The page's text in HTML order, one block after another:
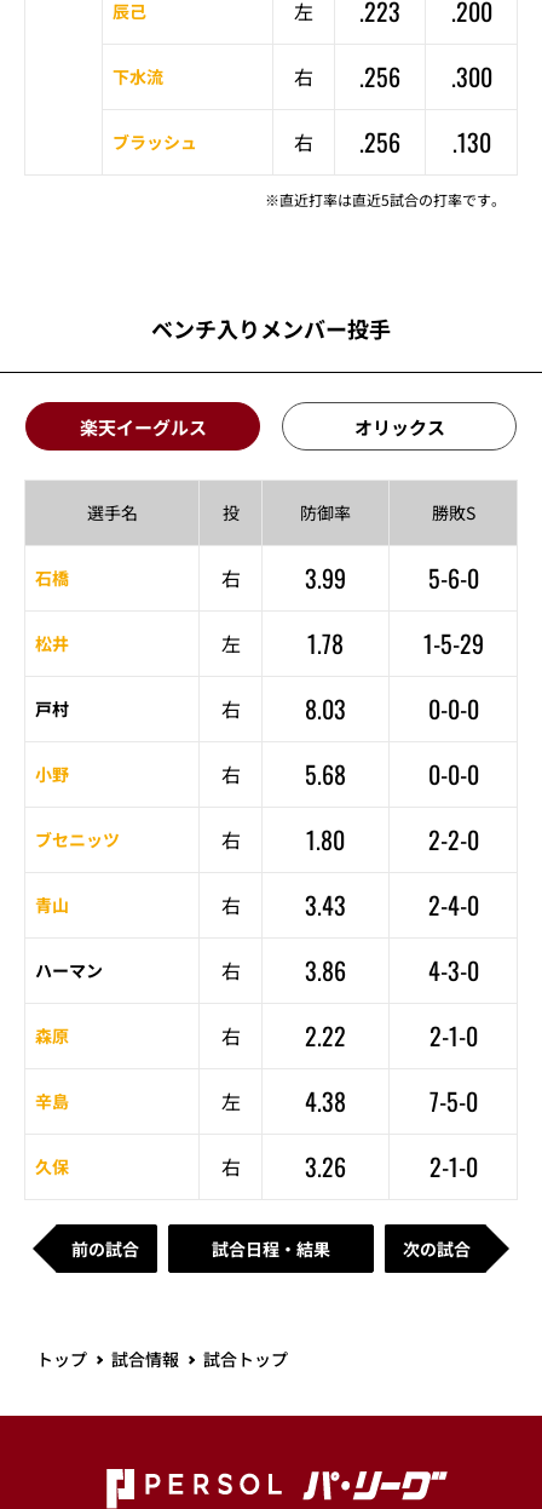
辰己 左 .223 .200
下水流 右 .256 .300
ブラッシュ 右 .256 .130
※直近打率は直近5試合の打率です。
ベンチ入りメンバー投手
楽天イーグルス オリックス
選手名 投 防御率 勝敗S
石橋 右 3.99 5-6-0
松井 左 1.78 1-5-29
戸村 右 8.03 0-0-0
小野 右 5.68 0-0-0
ブセニッツ 右 1.80 2-2-0
青山 右 3.43 2-4-0
ハーマン 右 3.86 4-3-0
森原 右 2.22 2-1-0
辛島 左 4.38 7-5-0
久保 右 3.26 2-1-0
前の試合 試合日程・結果 次の試合
トップ 試合情報 試合トップ